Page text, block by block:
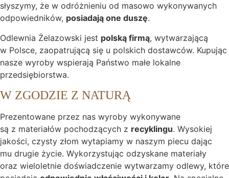
słyszymy, że w odróżnieniu od masowo wykonywanych
odpowiedników, posiadają one duszę.
Odlewnia Żelazowski jest polską firmą, wytwarzającą
w Polsce, zaopatrującą się u polskich dostawców. Kupując
nasze wyroby wspierają Państwo małe lokalne
przedsiębiorstwa.
W ZGODZIE Z NATURĄ
Prezentowane przez nas wyroby wykonywane
są z materiałów pochodzących z recyklingu. Wysokiej
jakości, czysty złom wytapiamy w naszym piecu dając
mu drugie życie. Wykorzystując odzyskane materiały
oraz wieloletnie doświadczenie wytwarzamy odlewy, które